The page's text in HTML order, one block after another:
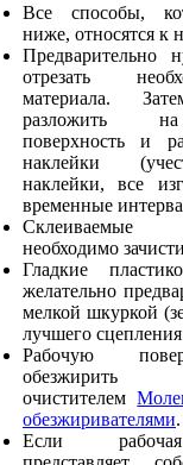
Все способы,
ниже, относятся к
Предварительно
отрезать
материала.
разложить
поверхность и
наклейки
наклейки, все
временные
необходимо
Гладкие
желательно
мелкой шкуркой
лучшего
Рабочую
обезжирить
очистителем
обезжиривателями.
Если